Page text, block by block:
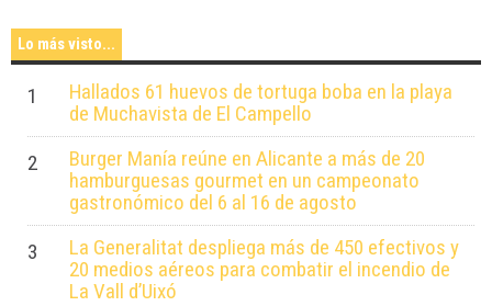
Lo más visto...
1
Hallados 61 huevos de tortuga boba en la playa
de Muchavista de El Campello
2
Burger Manía reúne en Alicante a más de 20
hamburguesas gourmet en un campeonato
gastronómico del 6 al 16 de agosto
3
La Generalitat despliega más de 450 efectivos y
20 medios aéreos para combatir el incendio de
La Vall d’Uixó